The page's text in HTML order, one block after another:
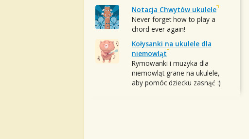
Notacja Chwytów ukulele
Never forget how to play a
chord ever again!
Kołysanki na ukulele dla
niemowląt
Rymowanki i muzyka dla
niemowląt grane na ukulele,
aby pomóc dziecku zasnąć :)